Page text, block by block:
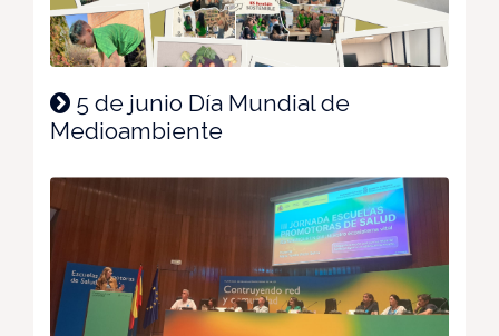
5 de junio Día Mundial de
Medioambiente